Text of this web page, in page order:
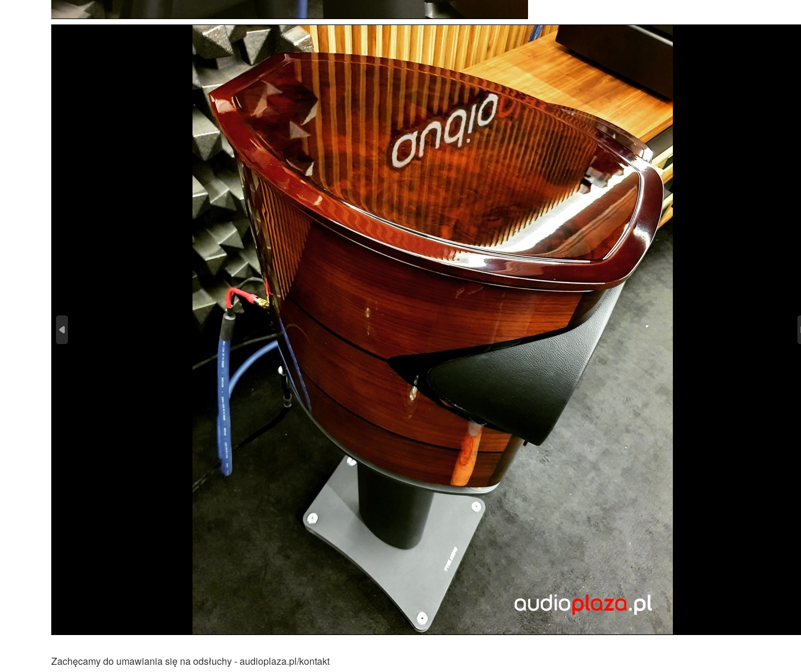
Zachęcamy do umawiania się na odsłuchy -audioplaza.pl/kontakt